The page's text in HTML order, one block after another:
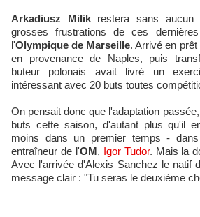
Arkadiusz Milikrestera sans aucun
grosses frustrations de ces
l'Olympique de Marseille. Arrivé en prêt
en provenance de Naples, puis
buteur polonais avait livré un
intéressant avec 20 buts toutes
On pensait donc que l'adaptation passée,
buts cette saison, d'autant plus qu'il
moins dans un premier temps -
entraîneur de l'OM, Igor Tudor. Mais la
Avec l'arrivée d'Alexis Sanchez le natif
message clair : "Tu seras le deuxième